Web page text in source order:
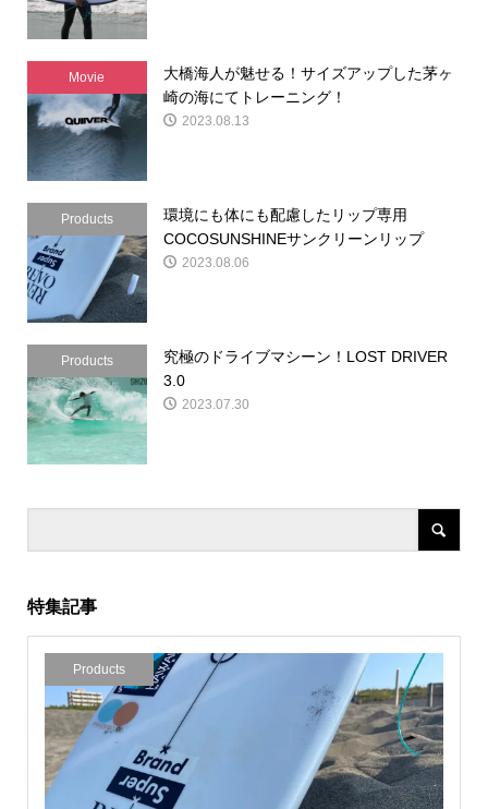
Movie
大橋海人が魅せる！サイズアップした茅ヶ
崎の海にてトレーニング！
2023.08.13
Products
環境にも体にも配慮したリップ専用
COCOSUNSHINEサンクリーンリップ
2023.08.06
Products
究極のドライブマシーン！LOST DRIVER
3.0
2023.07.30
特集記事
Products